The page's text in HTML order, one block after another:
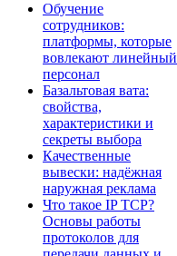
Обучение
сотрудников:
платформы, которые
вовлекают линейный
персонал
Базальтовая вата:
свойства,
характеристики и
секреты выбора
Качественные
вывески: надёжная
наружная реклама
Что такое IP TCP?
Основы работы
протоколов для